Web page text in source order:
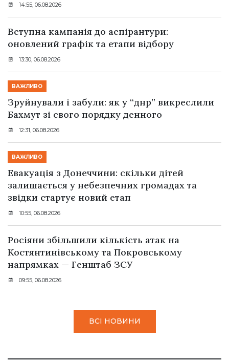
14:55, 06.08.2026
Вступна кампанія до аспірантури:
оновлений графік та етапи відбору
13:30, 06.08.2026
ВАЖЛИВО
Зруйнували і забули: як у “днр” викреслили
Бахмут зі свого порядку денного
12:31, 06.08.2026
ВАЖЛИВО
Евакуація з Донеччини: скільки дітей
залишається у небезпечних громадах та
звідки стартує новий етап
10:55, 06.08.2026
Росіяни збільшили кількість атак на
Костянтинівському та Покровському
напрямках — Генштаб ЗСУ
09:55, 06.08.2026
ВСІ НОВИНИ